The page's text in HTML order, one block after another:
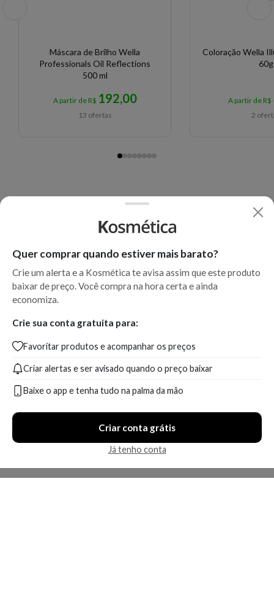
Máscara de Brilho Wella
Professionals Oil Reflections
500 ml
A partir de R$ 192,00
13 ofertas
Coloração Wella
60g
A partir de R$
2
Quer comprar quando estiver mais barato?
Crie um alerta e a Kosmética te avisa assim que este produto
baixar de preço. Você compra na hora certa e ainda
economiza.
Crie sua conta gratuita para:
Favoritar produtos e acompanhar os preços
Criar alertas e ser avisado quando o preço baixar
Baixe o app e tenha tudo na palma da mão
Criar conta grátis
Já tenho conta